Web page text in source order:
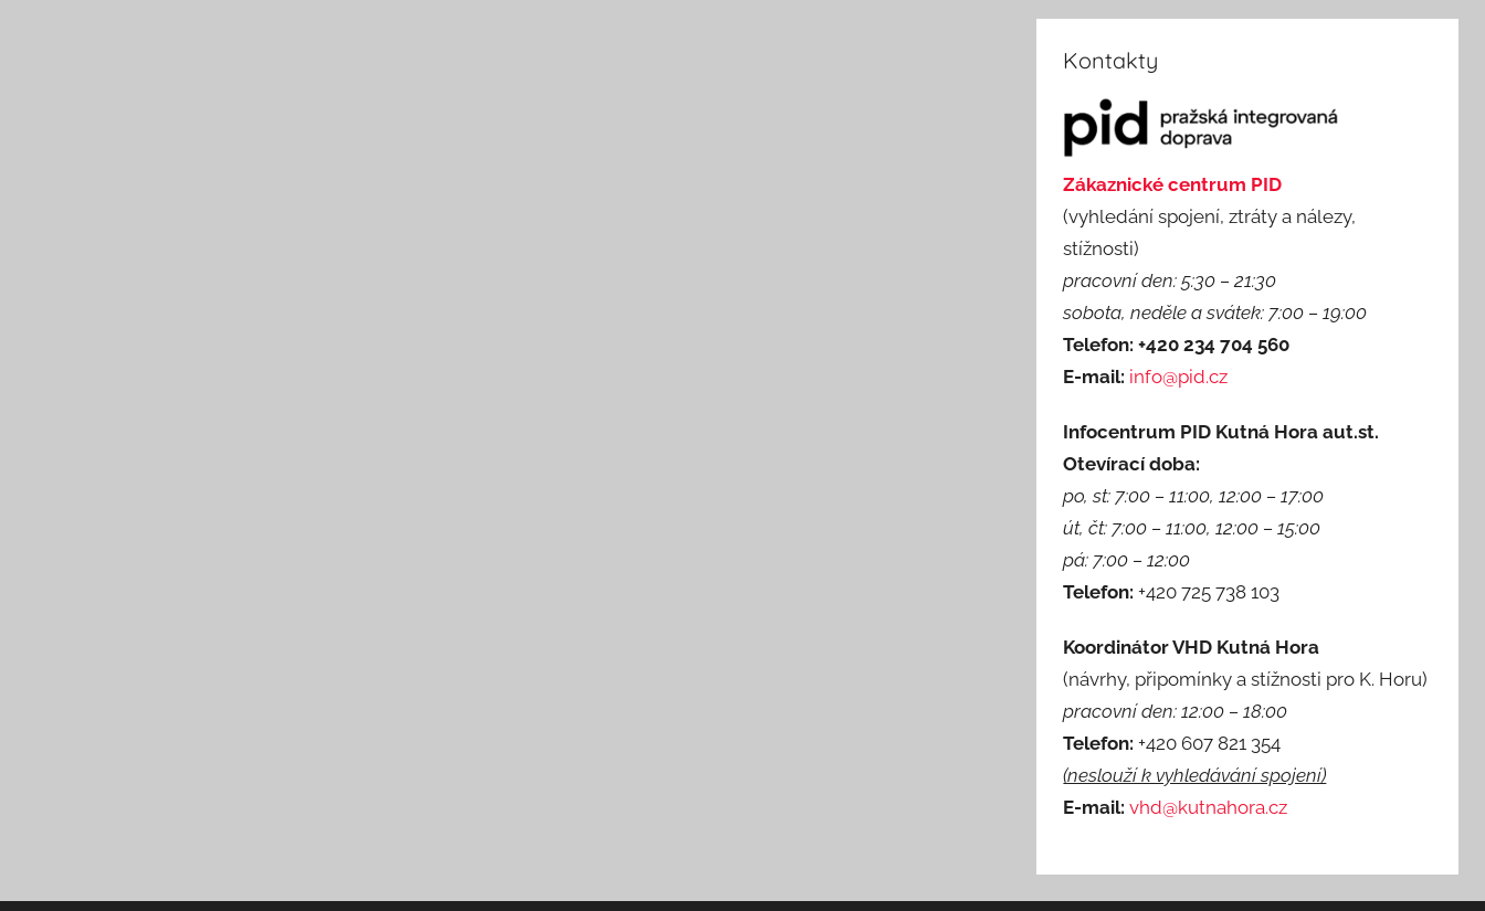
Kontakty
Zákaznické centrum PID
(vyhledání spojení, ztráty a nálezy,
stížnosti)
pracovní den: 5:30 – 21:30
sobota, neděle a svátek: 7:00 – 19:00
Telefon: +420 234 704 560
E-mail: info@pid.cz
Infocentrum PID Kutná Hora aut.st.
Otevírací doba:
po, st: 7:00 – 11:00, 12:00 – 17:00
út, čt: 7:00 – 11:00, 12:00 – 15:00
pá: 7:00 – 12:00
Telefon: +420 725 738 103
Koordinátor VHD Kutná Hora
(návrhy, připomínky a stížnosti pro K. Horu)
pracovní den: 12:00 – 18:00
Telefon: +420 607 821 354
(neslouží k vyhledávání spojení)
E-mail: vhd@kutnahora.cz